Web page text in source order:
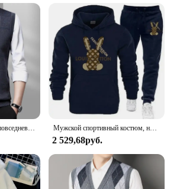
Мужской утолщенный повседневный свитер, майка, осенне-зимний теплый мужской жилет Мужской спортивный костюм, новые теплые комплекты с капюшоном, высококачественный мужской пуловер с капюшоном + спортивные штаны, дизайнерская толстовка в стиле хип-хоп, одежда для бега
2 529,68руб.